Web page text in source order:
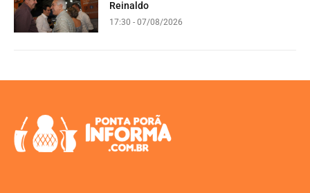
Reinaldo
17:30 - 07/08/2026